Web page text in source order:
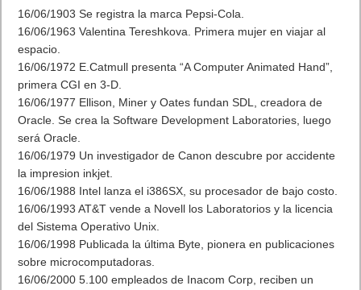
16/06/1903 Se registra la marca Pepsi-Cola.
16/06/1963 Valentina Tereshkova. Primera mujer en viajar al
espacio.
16/06/1972 E.Catmull presenta “A Computer Animated Hand”,
primera CGI en 3-D.
16/06/1977 Ellison, Miner y Oates fundan SDL, creadora de
Oracle. Se crea la Software Development Laboratories, luego
será Oracle.
16/06/1979 Un investigador de Canon descubre por accidente
la impresion inkjet.
16/06/1988 Intel lanza el i386SX, su procesador de bajo costo.
16/06/1993 AT&T vende a Novell los Laboratorios y la licencia
del Sistema Operativo Unix.
16/06/1998 Publicada la última Byte, pionera en publicaciones
sobre microcomputadoras.
16/06/2000 5.100 empleados de Inacom Corp, reciben un